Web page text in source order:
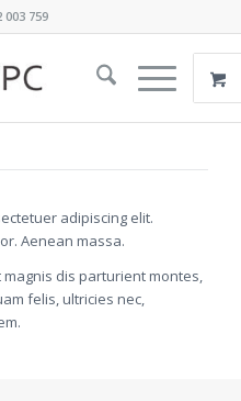
759
adipiscing elit.
Aenean massa.
dis parturient montes,
felis, ultricies nec,